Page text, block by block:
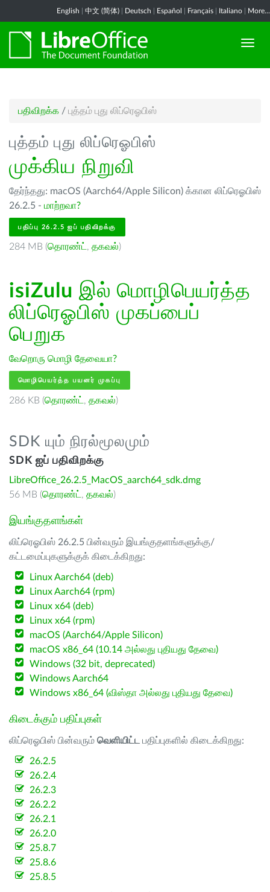
English 中文 (简体) Deutsch Español Français Italiano More...
பதிவிறக்க / புத்தம் புது லிப்ரெஓபிஸ்
புத்தம் புது லிப்ரெஓபிஸ்
முக்கிய நிறுவி
தேர்ந்தது: macOS (Aarch64/Apple Silicon) க்கான லிப்ரெஓபிஸ்
26.2.5 - மாற்றவா?
பதிப்பு 26.2.5 ஐப் பதிவிறக்கு
284 MB (தொரண்ட் , தகவல்)
isiZulu இல் மொழிபெயர்த்த
லிப்ரெஓபிஸ் முகப்பைப்
பெறுக
வேறொரு மொழி தேவையா?
மொழிபெயர்த்த பயனர் முகப்பு
286 KB (தொரண்ட் , தகவல்)
SDK யும் நிரல்மூலமும்
SDK ஐப் பதிவிறக்கு
LibreOffice_26.2.5_MacOS_aarch64_sdk.dmg
56 MB (தொரண்ட் , தகவல்)
இயங்குதளங்கள்
லிப்ரெஓபிஸ் 26.2.5 பின்வரும் இயங்குதளங்களுக்கு/
கட்டமைப்புகளுக்குக் கிடைக்கிறது:
Linux Aarch64 (deb)
Linux Aarch64 (rpm)
Linux x64 (deb)
Linux x64 (rpm)
macOS (Aarch64/Apple Silicon)
macOS x86_64 (10.14 அல்லது புதியது தேவை)
Windows (32 bit, deprecated)
Windows Aarch64
Windows x86_64 (விஸ்தா அல்லது புதியது தேவை)
கிடைக்கும் பதிப்புகள்
லிப்ரெஓபிஸ் பின்வரும் வெளியிட்ட பதிப்புகளில் கிடைக்கிறது:
26.2.5
26.2.4
26.2.3
26.2.2
26.2.1
26.2.0
25.8.7
25.8.6
25.8.5